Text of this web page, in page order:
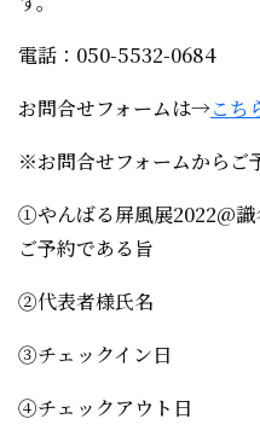
電話：050-5532-0684
お問合せフォームは→こち
※お問合せフォームからご
①やんばる屏風展2022@
ご予約である旨
②代表者様氏名
③チェックイン日
④チェックアウト日